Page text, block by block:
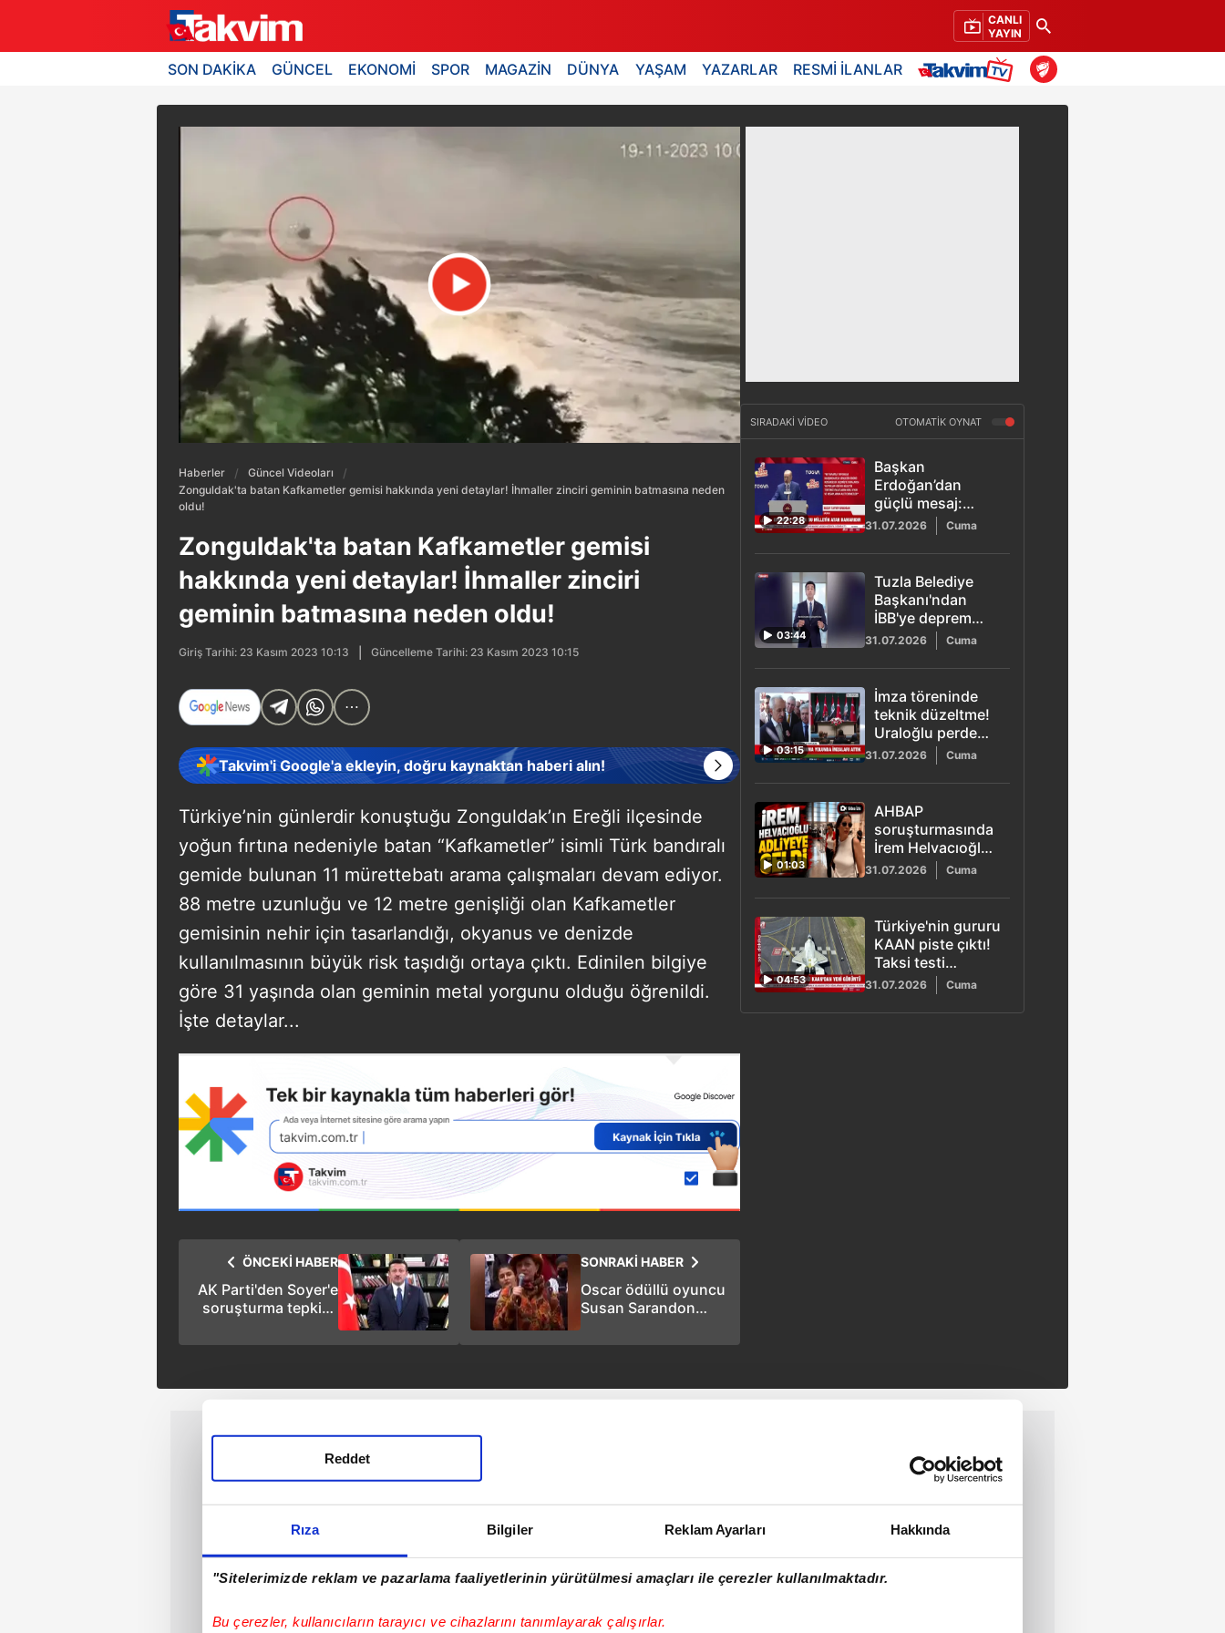
Rıza Bilgiler Reklam Ayarları Hakkında
"Sitelerimizde reklam ve pazarlama faaliyetlerinin yürütülmesi amaçları ile çerezler kullanılmaktadır.
Bu çerezler, kullanıcıların tarayıcı ve cihazlarını tanımlayarak çalışırlar.
Reddet
CANLI
YAYIN
SON DAKİKA GÜNCEL EKONOMİ SPOR MAGAZİN DÜNYA YAŞAM YAZARLAR RESMİ İLANLAR
Haberler
Güncel Videoları
Zonguldak'ta batan Kafkametler gemisi hakkında yeni detaylar! İhmaller zinciri geminin batmasına neden
oldu!
Zonguldak'ta batan Kafkametler gemisi
hakkında yeni detaylar! İhmaller zinciri
geminin batmasına neden oldu!
Giriş Tarihi: 23 Kasım 2023 10:13 Güncelleme Tarihi: 23 Kasım 2023 10:15
Takvim'i Google'a ekleyin, doğru kaynaktan haberi alın!
Türkiye’nin günlerdir konuştuğu Zonguldak’ın Ereğli ilçesinde
yoğun fırtına nedeniyle batan “Kafkametler” isimli Türk bandıralı
gemide bulunan 11 mürettebatı arama çalışmaları devam ediyor.
88 metre uzunluğu ve 12 metre genişliği olan Kafkametler
gemisinin nehir için tasarlandığı, okyanus ve denizde
kullanılmasının büyük risk taşıdığı ortaya çıktı. Edinilen bilgiye
göre 31 yaşında olan geminin metal yorgunu olduğu öğrenildi.
İşte detaylar...
SONRAKİ HABER
Oscar ödüllü oyuncu
Susan Sarandon
destek sonrası
ÖNCEKİ HABER
AK Parti'den Soyer'e
soruşturma tepkisi:
mağduriyet çıkarmak
SIRADAKİ VİDEO OTOMATİK OYNAT
22:28
Başkan
Erdoğan’dan
güçlü mesaj:
Gençlik bu
atardamarıdır
31.07.2026 Cuma
03:44
Tuzla Belediye
Başkanı'ndan
İBB'ye deprem
isyanı
31.07.2026 Cuma
03:15
İmza töreninde
teknik düzeltme!
Uraloğlu perde
arkasını açıkladı
31.07.2026 Cuma
01:03
AHBAP
soruşturmasında
İrem Helvacıoğlu
ifadeye geldi
31.07.2026 Cuma
04:53
Türkiye'nin gururu
KAAN piste çıktı!
Taksi testi
kamerada
31.07.2026 Cuma